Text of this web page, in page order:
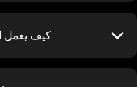
كيف يعمل